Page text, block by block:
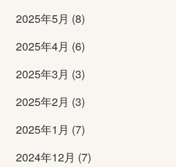
2025年5月 (8)
2025年4月 (6)
2025年3月 (3)
2025年2月 (3)
2025年1月 (7)
2024年12月 (7)